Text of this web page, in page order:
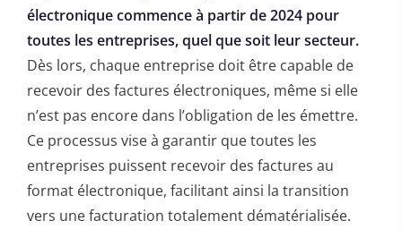
électronique commence à partir de 2024 pour
toutes les entreprises, quel que soit leur secteur.
Dès lors, chaque entreprise doit être capable de
recevoir des factures électroniques, même si elle
n’est pas encore dans l’obligation de les émettre.
Ce processus vise à garantir que toutes les
entreprises puissent recevoir des factures au
format électronique, facilitant ainsi la transition
vers une facturation totalement dématérialisée.